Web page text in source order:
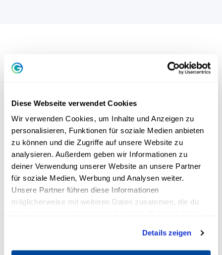
Diese Webseite verwendet Cookies
Wir verwenden Cookies, um Inhalte und Anzeigen zu
personalisieren, Funktionen für soziale Medien anbieten
zu können und die Zugriffe auf unsere Website zu
analysieren. Außerdem geben wir Informationen zu
deiner Verwendung unserer Website an unsere Partner
für soziale Medien, Werbung und Analysen weiter.
Unsere Partner führen diese Informationen
möglicherweise mit weiteren Daten zusammen, die du
Details zeigen
COACHING
Mehr entdecken >
Mit verschiedenen Coaching Arten zu
Glück und Erfolg
8 Min